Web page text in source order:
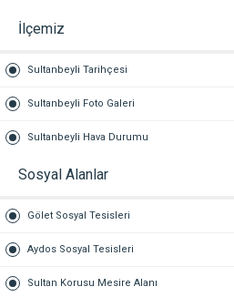
İlçemiz
Sultanbeyli Tarihçesi
Sultanbeyli Foto Galeri
Sultanbeyli Hava Durumu
Sosyal Alanlar
Gölet Sosyal Tesisleri
Aydos Sosyal Tesisleri
Sultan Korusu Mesire Alanı